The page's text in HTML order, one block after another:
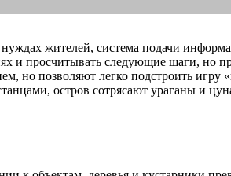
жителей, система подачи
и просчитывать следующие шаги, но
но позволяют легко подстроить игру
остров сотрясают ураганы и